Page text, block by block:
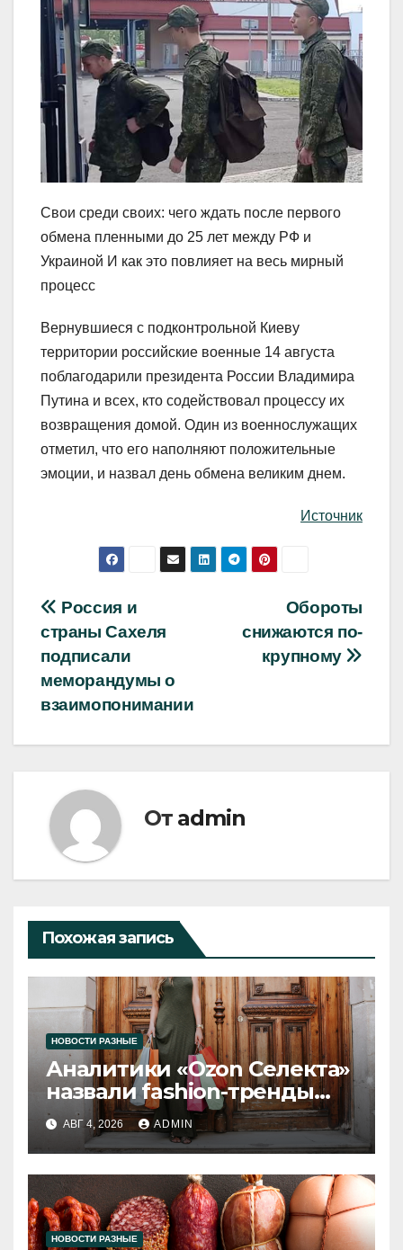
Свои среди своих: чего ждать после первого
обмена пленными до 25 лет между РФ и
Украиной И как это повлияет на весь мирный
процесс
Вернувшиеся с подконтрольной Киеву
территории российские военные 14 августа
поблагодарили президента России Владимира
Путина и всех, кто содействовал процессу их
возвращения домой. Один из военнослужащих
отметил, что его наполняют положительные
эмоции, и назвал день обмена великим днем.
Источник
Навигация
по
записям
Обороты
снижаются по-
крупному
Россия и
страны Сахеля
подписали
меморандумы о
взаимопонимании
От admin
Похожая запись
НОВОСТИ РАЗНЫЕ
Аналитики «Ozon Селекта»
назвали fashion-тренды
2026 года
АВГ 4, 2026 ADMIN
НОВОСТИ РАЗНЫЕ